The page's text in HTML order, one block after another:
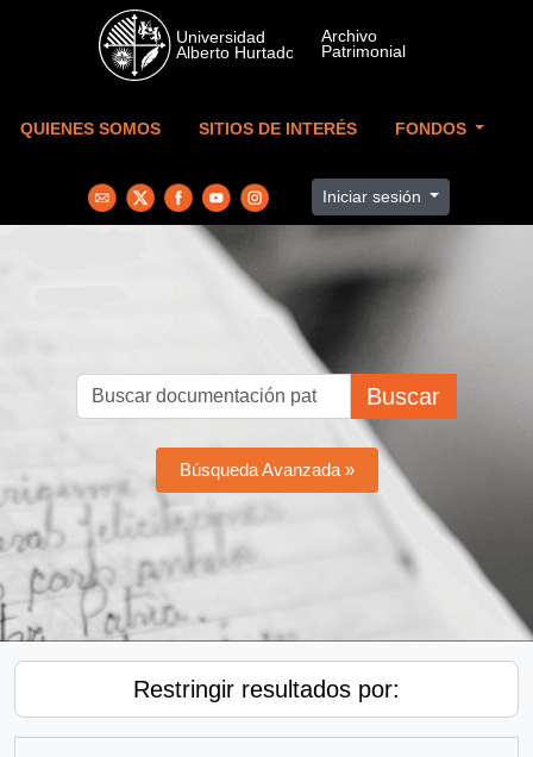
Skip to main content
QUIENES SOMOS SITIOS DE INTERÉS FONDOS
Iniciar sesión
Buscar
Búsqueda Avanzada »
Restringir resultados por: